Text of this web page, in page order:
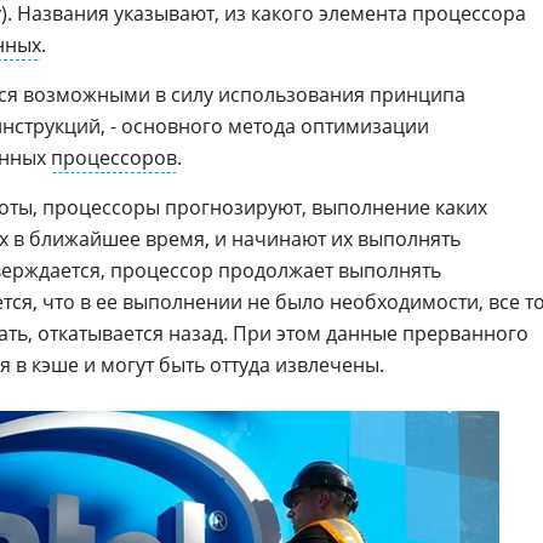
Названия указывают, из какого элемента процессора
.
возможными в силу использования принципа
- основного метода оптимизации
процессоров.
процессоры прогнозируют, выполнение каких
в ближайшее время, и начинают их выполнять
процессор продолжает выполнять
что в ее выполнении не было необходимости, все
откатывается назад. При этом данные прерванного
в кэше и могут быть оттуда извлечены.